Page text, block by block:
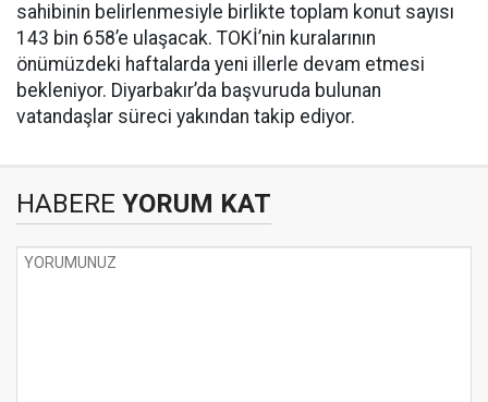
sahibinin belirlenmesiyle birlikte toplam konut sayısı
143 bin 658’e ulaşacak. TOKİ’nin kuralarının
önümüzdeki haftalarda yeni illerle devam etmesi
bekleniyor. Diyarbakır’da başvuruda bulunan
vatandaşlar süreci yakından takip ediyor.
HABERE YORUM KAT